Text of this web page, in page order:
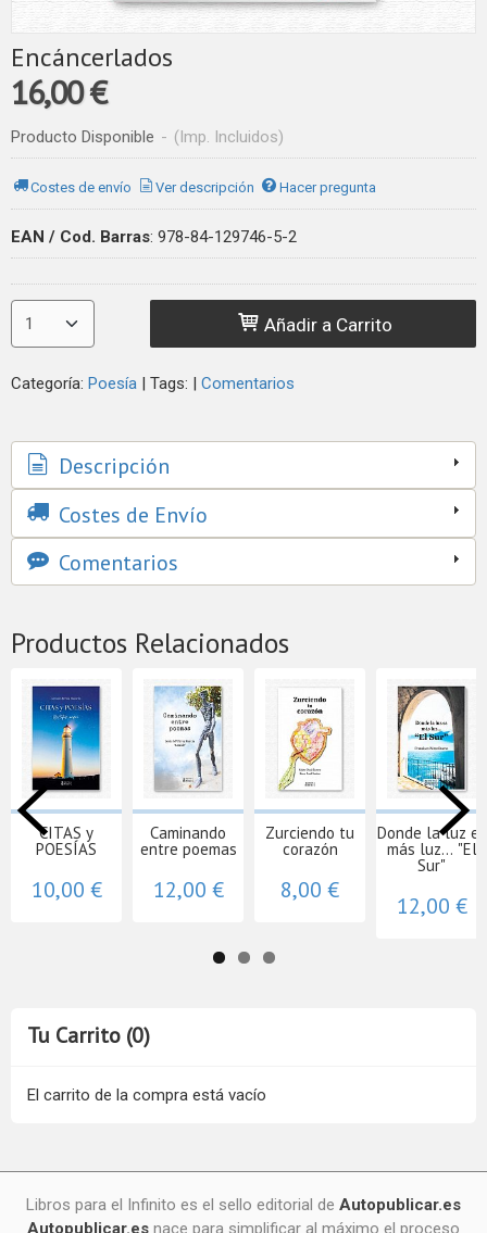
Tu Carrito (0)
El carrito de la compra está vacío
Encáncerlados
16,00 €
Producto Disponible - (Imp. Incluidos)
Costes de envío Ver descripción Hacer pregunta
EAN / Cod. Barras: 978-84-129746-5-2
Añadir a Carrito
Categoría: Poesía | Tags: | Comentarios
Descripción
Costes de Envío
Comentarios
Productos Relacionados
CITAS y
POESÍAS
10,00 €
Caminando
entre poemas
12,00 €
Zurciendo tu
corazón
8,00 €
Donde la luz es
más luz... "El
Sur"
12,00 €
Libros para el Infinito es el sello editorial de Autopublicar.es
Autopublicar.es nace para simplificar al máximo el proceso